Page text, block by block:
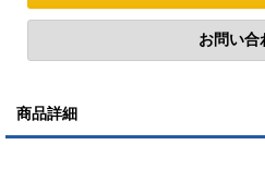
商品詳細